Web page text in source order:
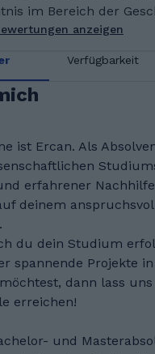
im Bereich der
anzeigen
Verfügbarkeit
ist Ercan. Als
erfahrener
deinem
du dein Studium
spannende Projekte
dann lass
erreichen!
und